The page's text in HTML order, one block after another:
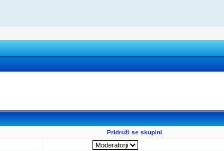
Pridruži se skupini